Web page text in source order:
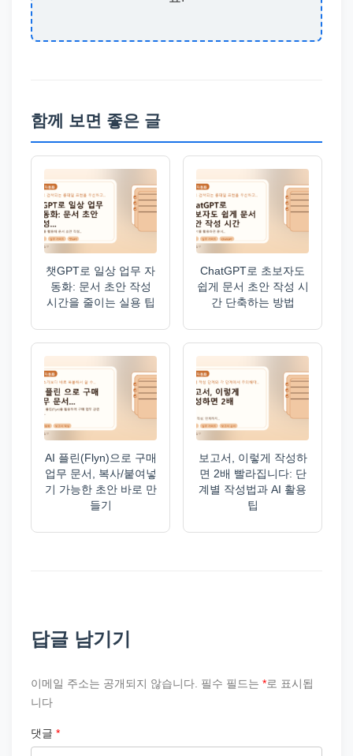
함께 보면 좋은 글
챗GPT로 일상 업무 자
동화: 문서 초안 작성
시간을 줄이는 실용 팁
ChatGPT로 초보자도
쉽게 문서 초안 작성 시
간 단축하는 방법
AI 플린(Flyn)으로 구매
업무 문서, 복사/붙여넣
기 가능한 초안 바로 만
들기
보고서, 이렇게 작성하
면 2배 빨라집니다: 단
계별 작성법과 AI 활용
팁
답글 남기기
이메일 주소는 공개되지 않습니다. 필수 필드는 *로 표시됩
니다
댓글 *